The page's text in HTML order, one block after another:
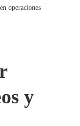
operaciones
y